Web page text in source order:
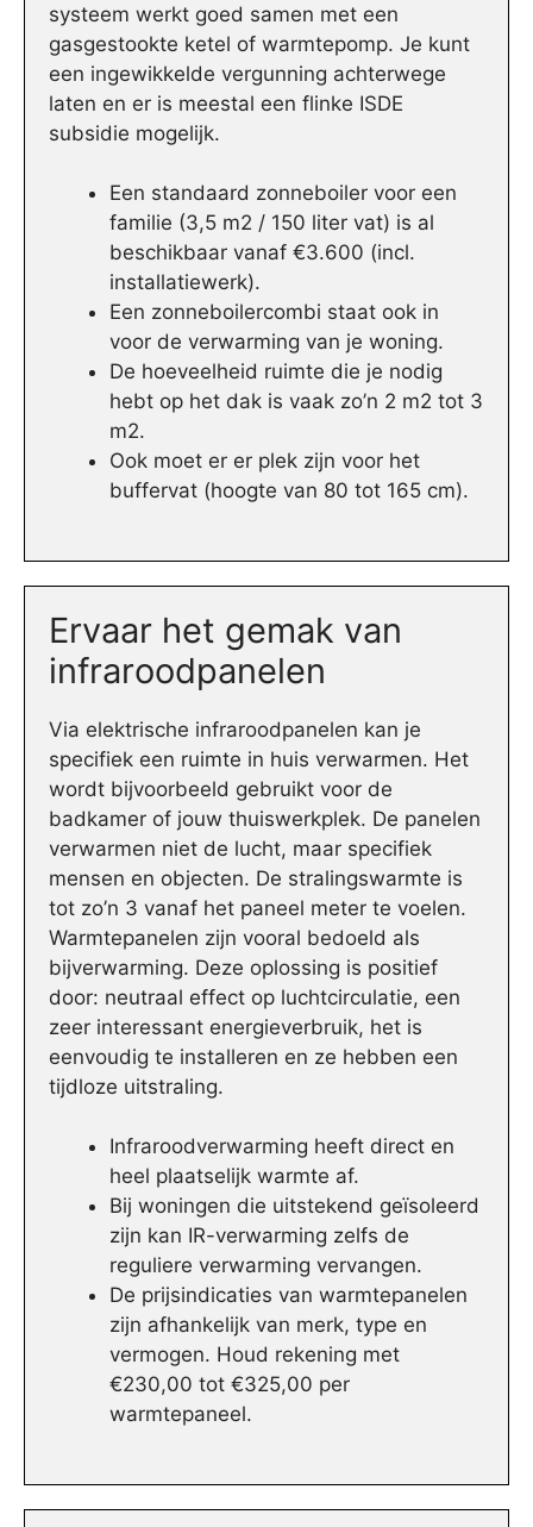
systeem werkt goed samen met een
gasgestookte ketel of warmtepomp. Je kunt
een ingewikkelde vergunning achterwege
laten en er is meestal een flinke ISDE
subsidie mogelijk.
Een standaard zonneboiler voor een
familie (3,5 m2 / 150 liter vat) is al
beschikbaar vanaf €3.600 (incl.
installatiewerk).
Een zonneboilercombi staat ook in
voor de verwarming van je woning.
De hoeveelheid ruimte die je nodig
hebt op het dak is vaak zo’n 2 m2 tot 3
m2.
Ook moet er er plek zijn voor het
buffervat (hoogte van 80 tot 165 cm).
Ervaar het gemak van
infraroodpanelen
Via elektrische infraroodpanelen kan je
specifiek een ruimte in huis verwarmen. Het
wordt bijvoorbeeld gebruikt voor de
badkamer of jouw thuiswerkplek. De panelen
verwarmen niet de lucht, maar specifiek
mensen en objecten. De stralingswarmte is
tot zo’n 3 vanaf het paneel meter te voelen.
Warmtepanelen zijn vooral bedoeld als
bijverwarming. Deze oplossing is positief
door: neutraal effect op luchtcirculatie, een
zeer interessant energieverbruik, het is
eenvoudig te installeren en ze hebben een
tijdloze uitstraling.
Infraroodverwarming heeft direct en
heel plaatselijk warmte af.
Bij woningen die uitstekend geïsoleerd
zijn kan IR-verwarming zelfs de
reguliere verwarming vervangen.
De prijsindicaties van warmtepanelen
zijn afhankelijk van merk, type en
vermogen. Houd rekening met
€230,00 tot €325,00 per
warmtepaneel.